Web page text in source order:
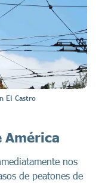
El Castro
América
nos
de peatones de